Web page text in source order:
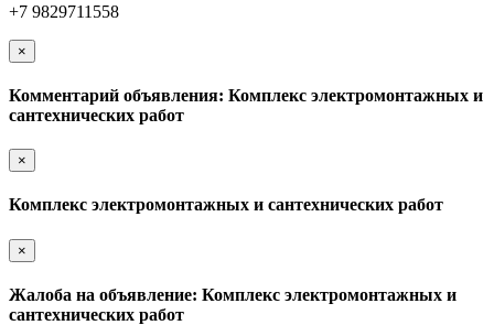
+7 9829711558
×
Комментарий объявления: Комплекс электромонтажных и
сантехнических работ
×
Комплекс электромонтажных и сантехнических работ
×
Жалоба на объявление: Комплекс электромонтажных и
сантехнических работ